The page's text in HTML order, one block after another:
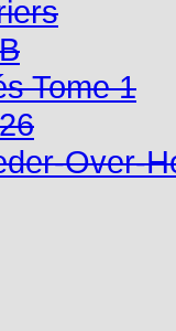
Tome 1
Over-